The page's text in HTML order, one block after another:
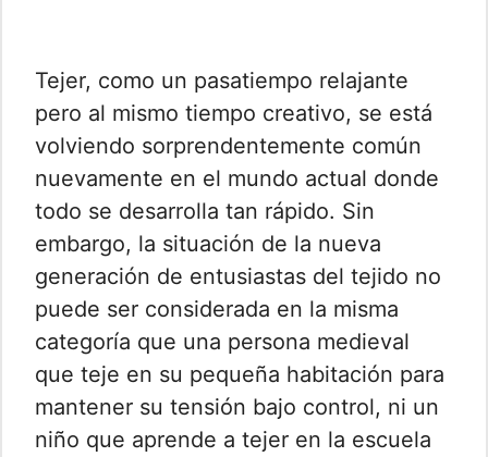
Tejer, como un pasatiempo relajante
pero al mismo tiempo creativo, se está
volviendo sorprendentemente común
nuevamente en el mundo actual donde
todo se desarrolla tan rápido. Sin
embargo, la situación de la nueva
generación de entusiastas del tejido no
puede ser considerada en la misma
categoría que una persona medieval
que teje en su pequeña habitación para
mantener su tensión bajo control, ni un
niño que aprende a tejer en la escuela